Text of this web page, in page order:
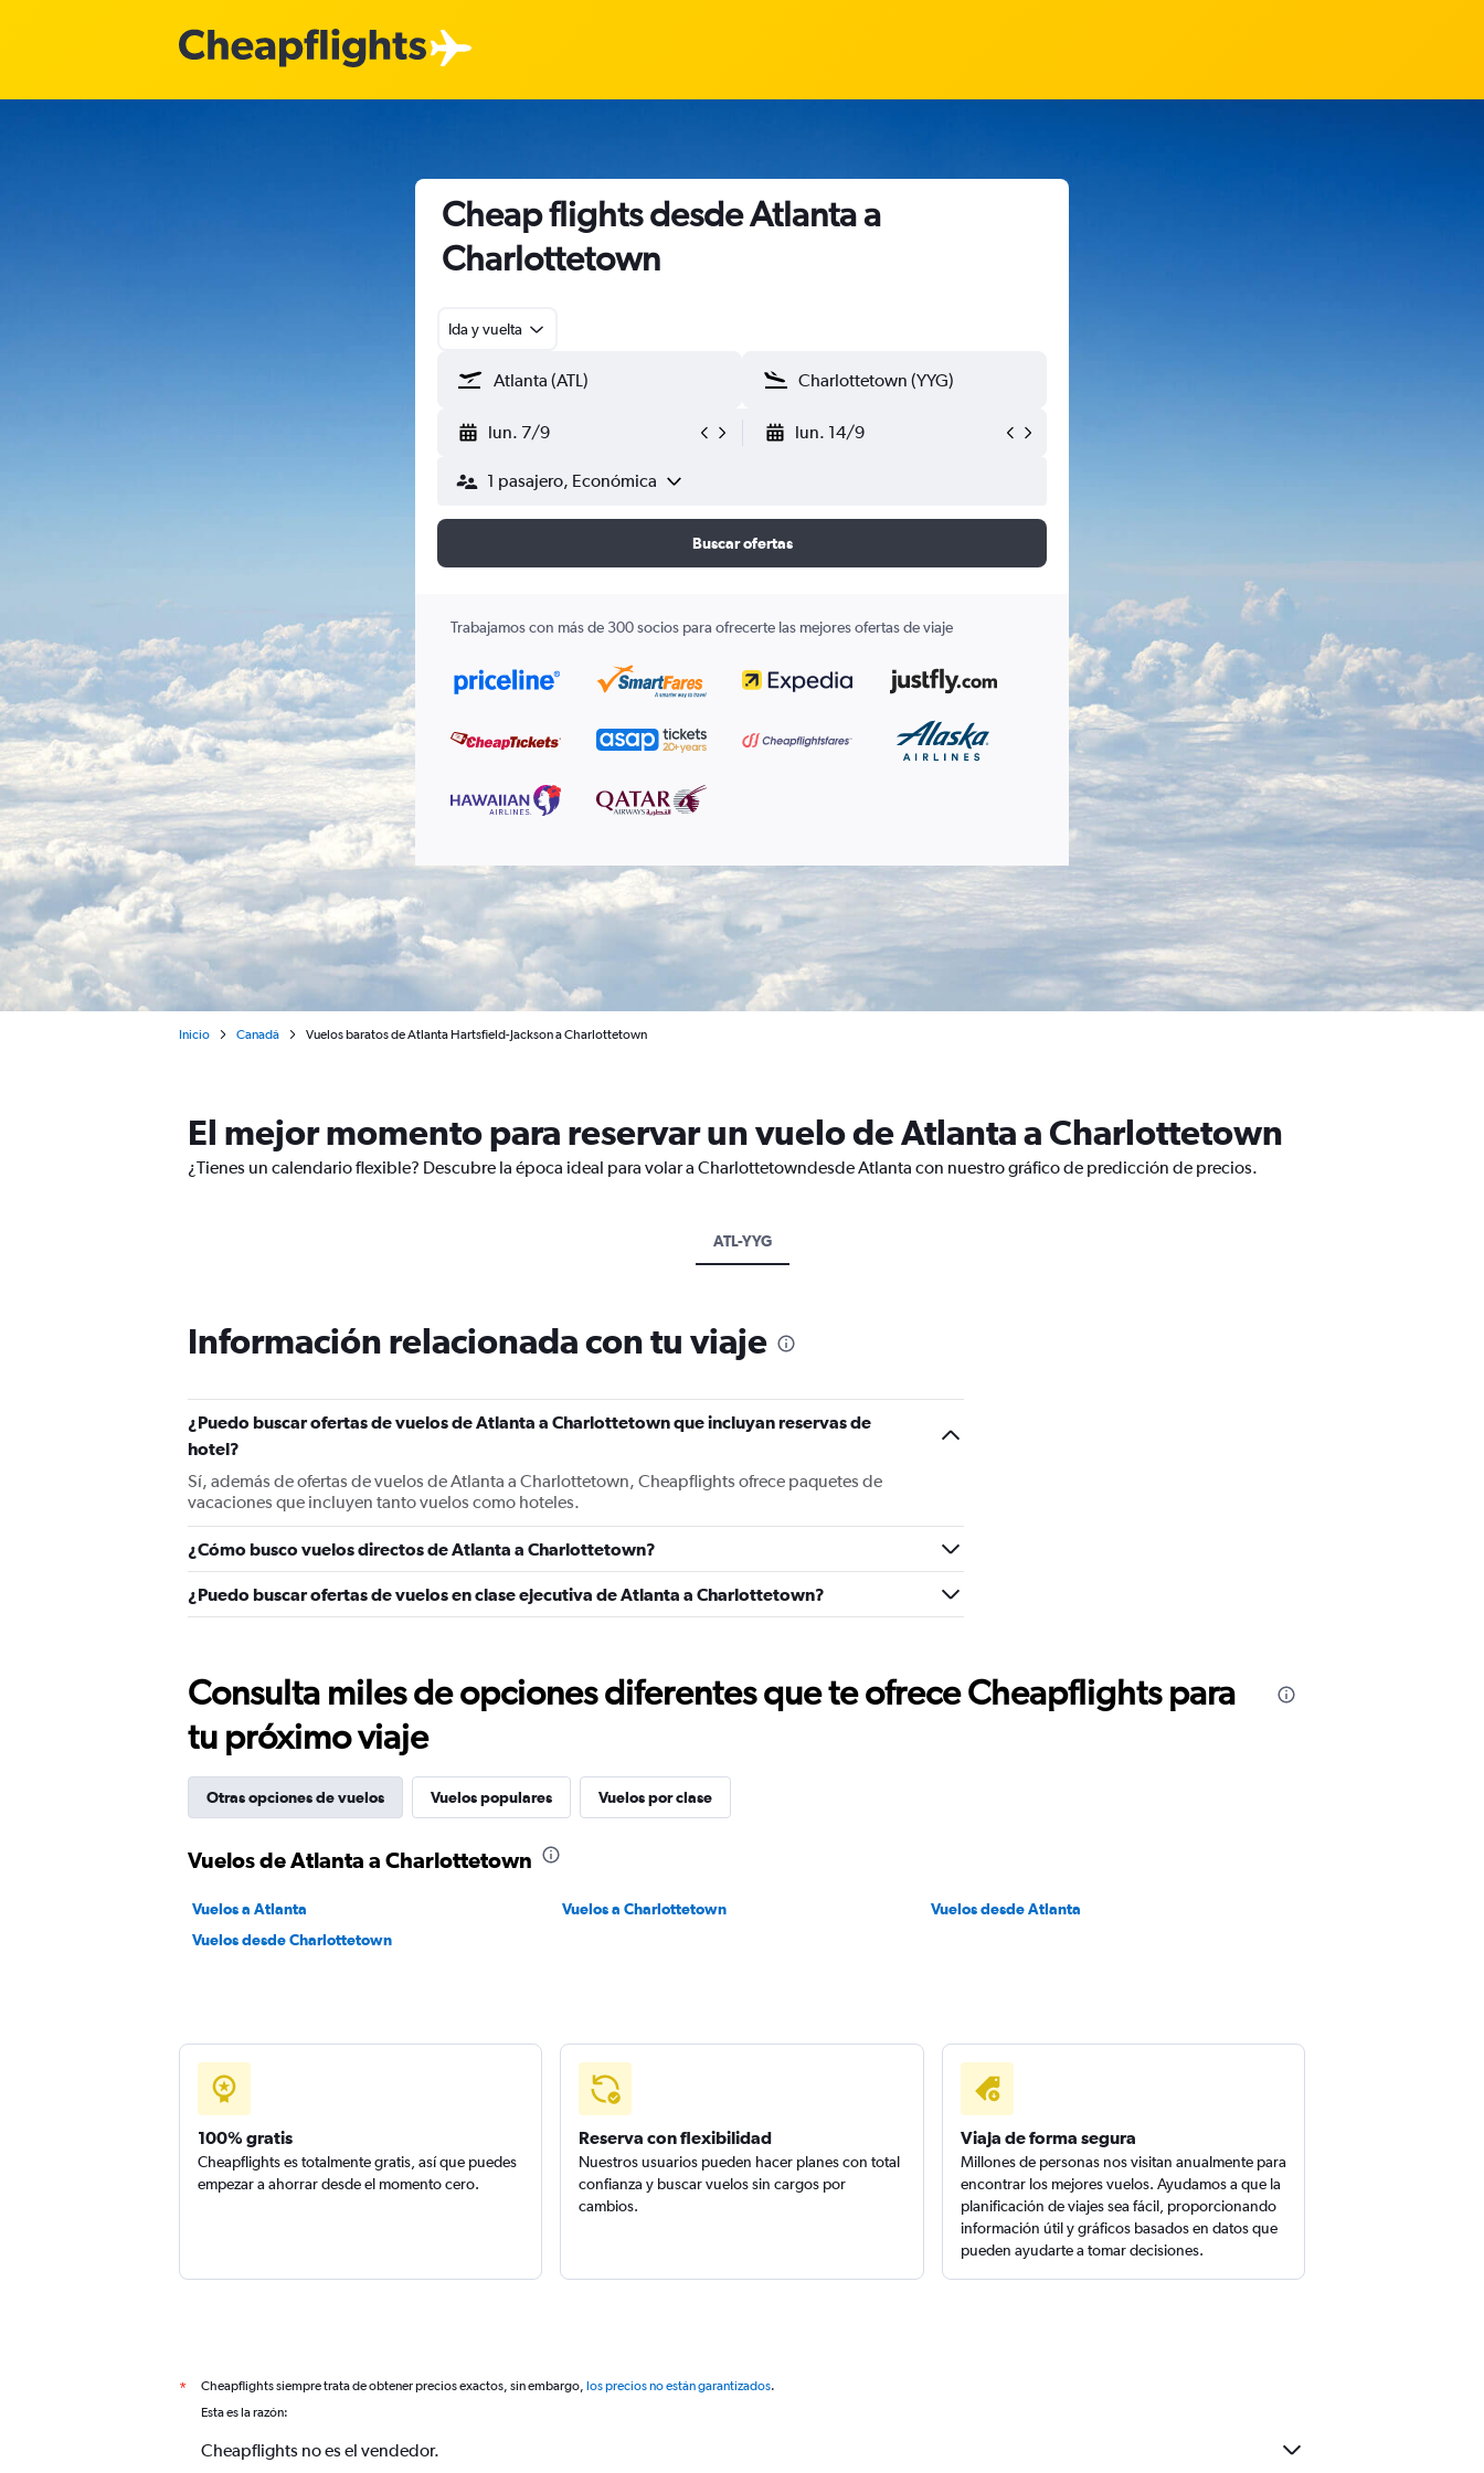
Cheap flights desde Atlanta a
Charlottetown
Ida y vuelta
lun. 7/9 lun. 14/9
1 pasajero, Económica
Buscar ofertas
Trabajamos con más de 300 socios para ofrecerte las mejores ofertas de viaje
Inicio Canadá Vuelos baratos de Atlanta Hartsfield-Jackson a Charlottetown
El mejor momento para reservar un vuelo de Atlanta a Charlottetown
¿Tienes un calendario flexible? Descubre la época ideal para volar a Charlottetowndesde Atlanta con nuestro gráfico de predicción de precios.
ATL-YYG
Información relacionada con tu viaje
¿Puedo buscar ofertas de vuelos de Atlanta a Charlottetown que incluyan reservas de
hotel?
Sí, además de ofertas de vuelos de Atlanta a Charlottetown, Cheapflights ofrece paquetes de
vacaciones que incluyen tanto vuelos como hoteles.
¿Cómo busco vuelos directos de Atlanta a Charlottetown?
¿Puedo buscar ofertas de vuelos en clase ejecutiva de Atlanta a Charlottetown?
Consulta miles de opciones diferentes que te ofrece Cheapflights para
tu próximo viaje
Otras opciones de vuelos Vuelos populares Vuelos por clase
Vuelos de Atlanta a Charlottetown
Vuelos a Atlanta Vuelos a Charlottetown
Vuelos desde Atlanta
Vuelos desde Charlottetown
100% gratis
Cheapflights es totalmente gratis, así que puedes
empezar a ahorrar desde el momento cero.
Reserva con flexibilidad
Nuestros usuarios pueden hacer planes con total
confianza y buscar vuelos sin cargos por
cambios.
Viaja de forma segura
Millones de personas nos visitan anualmente para
encontrar los mejores vuelos. Ayudamos a que la
planificación de viajes sea fácil, proporcionando
información útil y gráficos basados en datos que
pueden ayudarte a tomar decisiones.
* Cheapflights siempre trata de obtener precios exactos, sin embargo, los precios no están garantizados.
Esta es la razón:
Cheapflights no es el vendedor.